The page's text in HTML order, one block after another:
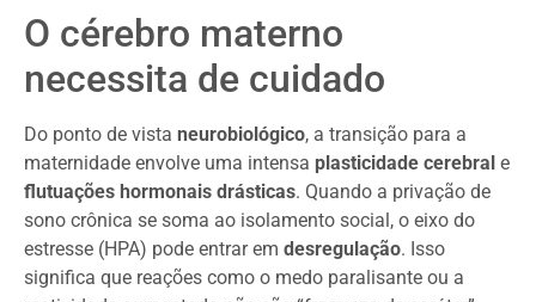
O cérebro materno
necessita de cuidado
Do ponto de vista neurobiológico, a transição para a
maternidade envolve uma intensa plasticidade cerebral e
flutuações hormonais drásticas. Quando a privação de
sono crônica se soma ao isolamento social, o eixo do
estresse (HPA) pode entrar em desregulação. Isso
significa que reações como o medo paralisante ou a